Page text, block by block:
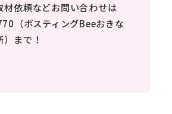
材依頼などお問い合わせは
（ポスティングBeeおきな
まで！